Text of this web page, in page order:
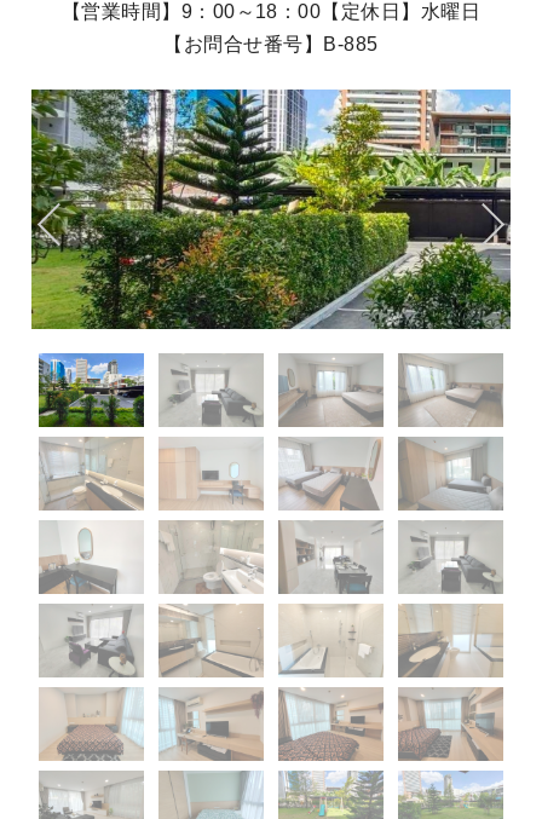
【営業時間】9：00～18：00【定休日】水曜日
【お問合せ番号】B-885